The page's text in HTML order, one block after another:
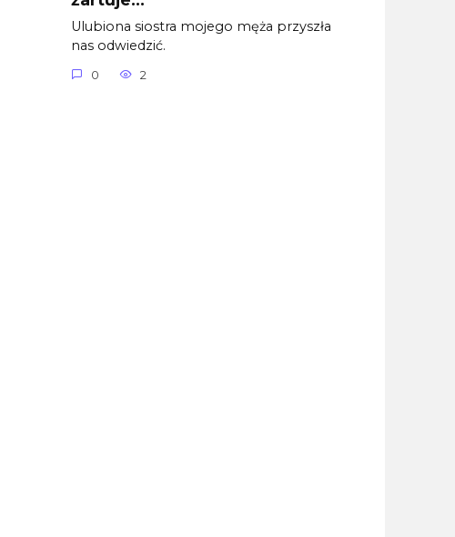
Ulubiona siostra mojego męża przyszła
nas odwiedzić.
0 2